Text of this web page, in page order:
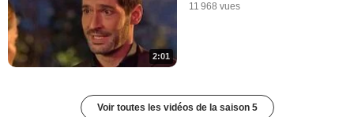
2:01
11 968 vues
Voir toutes les vidéos de la saison 5